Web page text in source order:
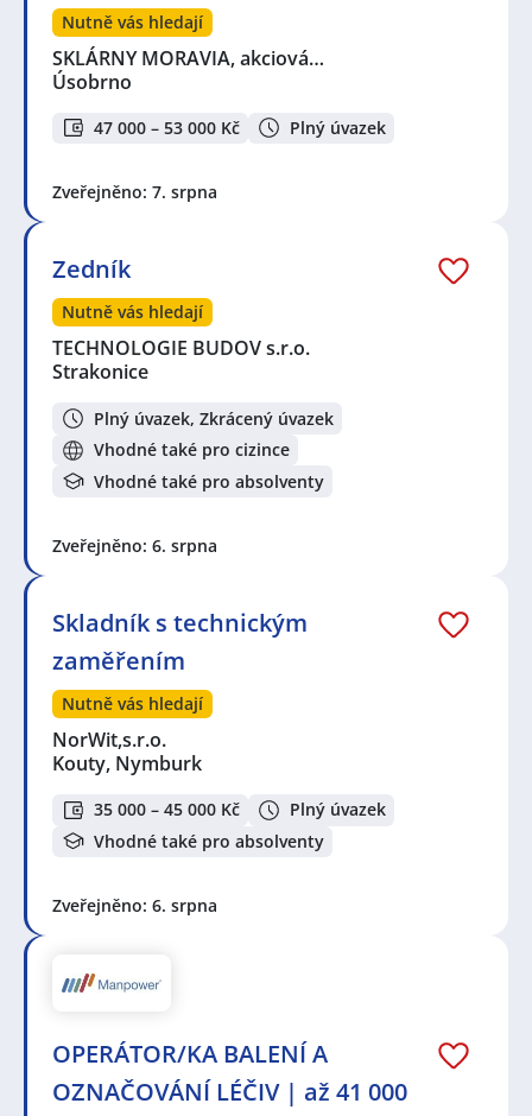
Nutně vás hledají
SKLÁRNY MORAVIA, akciová…
Úsobrno
47 000 – 53 000 Kč Plný úvazek
Zveřejněno: 7. srpna
Zedník
Nutně vás hledají
TECHNOLOGIE BUDOV s.r.o.
Strakonice
Plný úvazek, Zkrácený úvazek
Vhodné také pro cizince
Vhodné také pro absolventy
Zveřejněno: 6. srpna
Skladník s technickým
zaměřením
Nutně vás hledají
NorWit,s.r.o.
Kouty, Nymburk
35 000 – 45 000 Kč
Plný úvazek
Vhodné také pro absolventy
Zveřejněno: 6. srpna
OPERÁTOR/KA BALENÍ A
OZNAČOVÁNÍ LÉČIV | až 41 000